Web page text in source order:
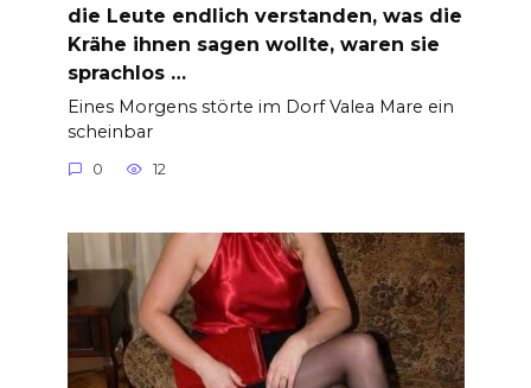
die Leute endlich verstanden, was die
Krähe ihnen sagen wollte, waren sie
sprachlos …
Eines Morgens störte im Dorf Valea Mare ein
scheinbar
0 12